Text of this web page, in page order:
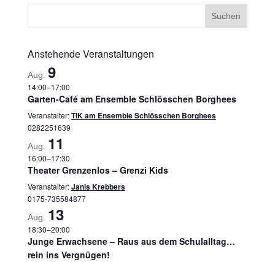
Anstehende Veranstaltungen
Aug. 9
14:00–17:00
Garten-Café am Ensemble Schlösschen Borghees
Veranstalter:TIK am Ensemble Schlösschen Borghees
0282251639
Aug. 11
16:00–17:30
Theater Grenzenlos – Grenzi Kids
Veranstalter:Janis Krebbers
0175-735584877
Aug. 13
18:30–20:00
Junge Erwachsene – Raus aus dem Schulalltag…
rein ins Vergnügen!